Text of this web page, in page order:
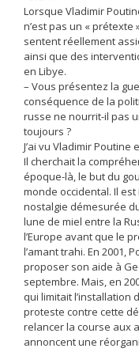
Lorsque Vladimir
n’est pas un « prétexte
sentent réellement
ainsi que des
en Libye.
– Vous présentez la
conséquence de la
russe ne nourrit-il pas
toujours ?
J’ai vu Vladimir
Il cherchait la
époque-là, le but du
monde occidental. Il
nostalgie démesurée
lune de miel entre la
l’Europe avant que le
l’amant trahi. En 2001,
proposer son aide à
septembre. Mais, en
qui limitait l’installation
proteste contre cette
relancer la course aux
annoncent une